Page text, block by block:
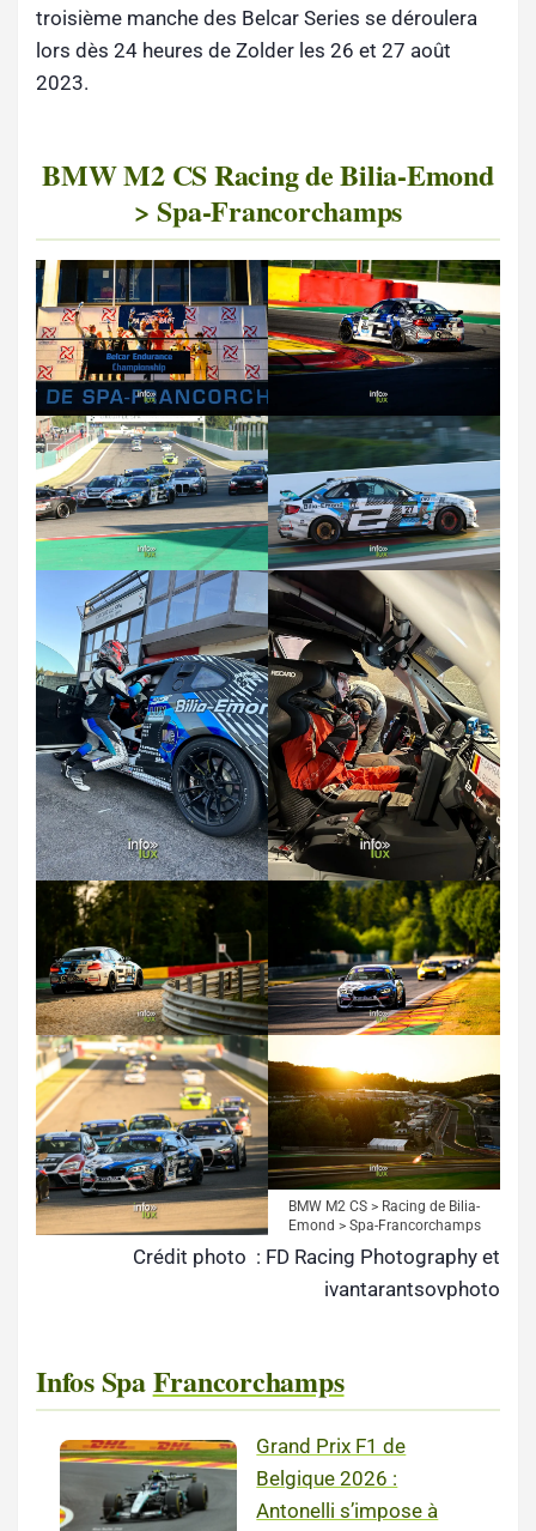
troisième manche des Belcar Series se déroulera
lors dès 24 heures de Zolder les 26 et 27 août
2023.
BMW M2 CS Racing de Bilia-Emond
> Spa-Francorchamps
BMW M2 CS > Racing de Bilia-
Emond > Spa-Francorchamps
Crédit photo : FD Racing Photography et
ivantarantsovphoto
Infos SpaFrancorchamps
Grand Prix F1 de
Belgique 2026 :
Antonelli s’impose à